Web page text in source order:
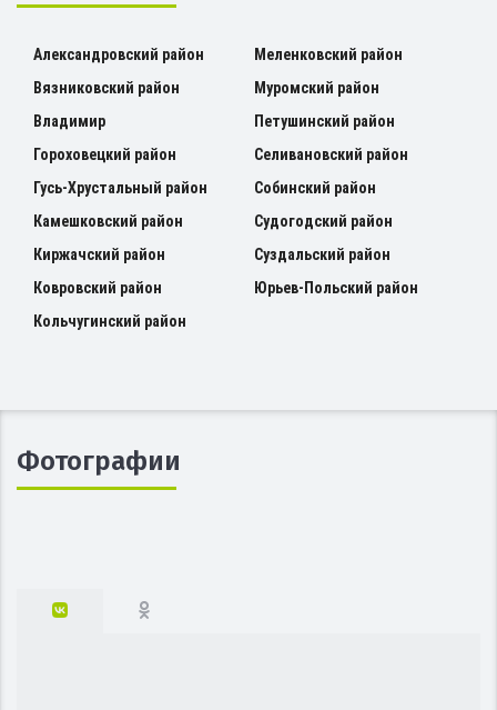
Александровский район
Вязниковский район
Владимир
Гороховецкий район
Гусь-Хрустальный район
Камешковский район
Киржачский район
Ковровский район
Кольчугинский район
Меленковский район
Муромский район
Петушинский район
Селивановский район
Собинский район
Судогодский район
Суздальский район
Юрьев-Польский район
Фотографии